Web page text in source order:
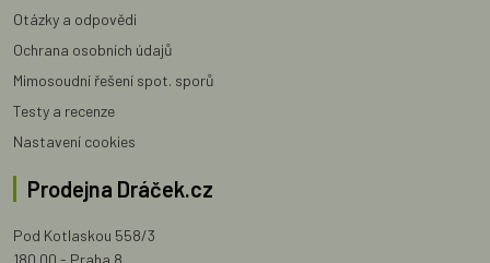
Otázky a odpovědi
Ochrana osobních údajů
Mimosoudní řešení spot. sporů
Testy a recenze
Nastavení cookies
Prodejna Dráček.cz
Pod Kotlaskou 558/3